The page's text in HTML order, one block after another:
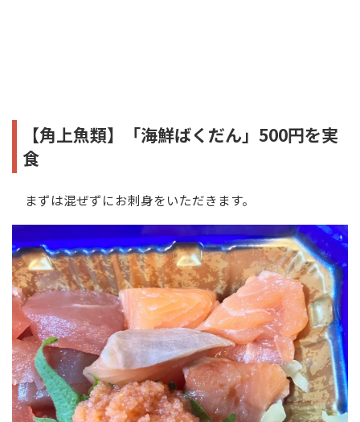
【角上魚類】「海鮮ばくだん」500円を実
食
まずは混ぜずにお刺身をいただきます。